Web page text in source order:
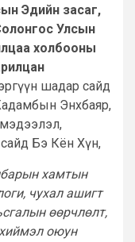
Эдийн засаг,
Улсын
холбооны
шадар сайд
Жадамбын Энхбаяр,
мэдээлэл,
Бэ Кён Хүн,
хамтын
чухал ашигт
өөрчлөлт,
оюун